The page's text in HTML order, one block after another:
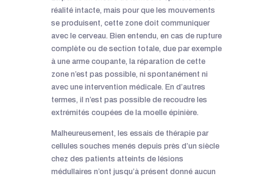
réalité intacte, mais pour que les mouvements
se produisent, cette zone doit communiquer
avec le cerveau. Bien entendu, en cas de rupture
complète ou de section totale, due par exemple
à une arme coupante, la réparation de cette
zone n’est pas possible, ni spontanément ni
avec une intervention médicale. En d’autres
termes, il n’est pas possible de recoudre les
extrémités coupées de la moelle épinière.
Malheureusement, les essais de thérapie par
cellules souches menés depuis près d’un siècle
chez des patients atteints de lésions
médullaires n’ont jusqu’à présent donné aucun